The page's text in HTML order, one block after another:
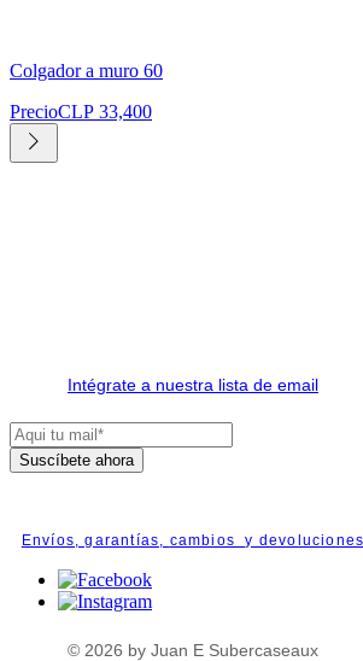
Colgador a muro 60
PrecioCLP 33,400
Intégrate a nuestra lista de email
Suscíbete ahora
Envíos, garantías, cambios y devoluciones
© 2026 by Juan E Subercaseaux